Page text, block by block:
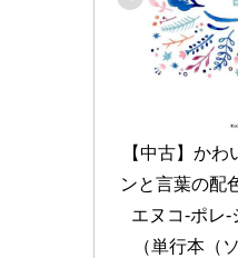
【中古】か
ンと言葉の配
エヌコ-ポレ-
（単行本（